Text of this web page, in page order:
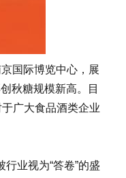
国际博览中心，展
秋糖规模新高。目
广大食品酒类企业
业视为“答卷”的盛